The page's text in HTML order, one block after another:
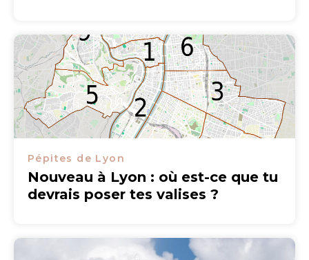
Pépites de Lyon
Nouveau à Lyon : où est-ce que tu
devrais poser tes valises ?